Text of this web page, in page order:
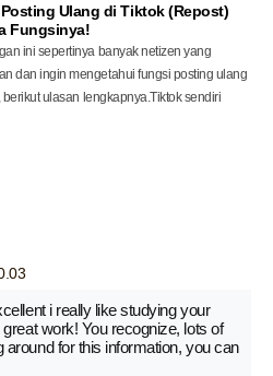
Posting Ulang di Tiktok (Repost)
Fungsinya!
ini sepertinya banyak netizen yang
dan ingin mengetahui fungsi posting ulang
berikut ulasan lengkapnya.Tiktok sendiri
i really like studying your
work! You recognize, lots of
around for this information, you can